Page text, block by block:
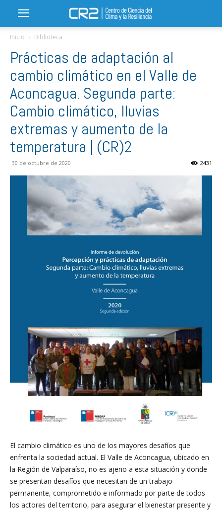
Inicio Biblioteca
Prácticas de adaptación al
cambio climático en el Valle de
Aconcagua. Segunda parte:
Cambio climático, lluvias
extremas y aumento de la
temperatura | (CR)2
30 de octubre de 2020 2431
El cambio climático es uno de los mayores desafíos que
enfrenta la sociedad actual. El Valle de Aconcagua, ubicado en
la Región de Valparaíso, no es ajeno a esta situación y donde
se presentan desafíos que necesitan de un trabajo
permanente, comprometido e informado por parte de todos
los actores del territorio, para asegurar el bienestar presente y